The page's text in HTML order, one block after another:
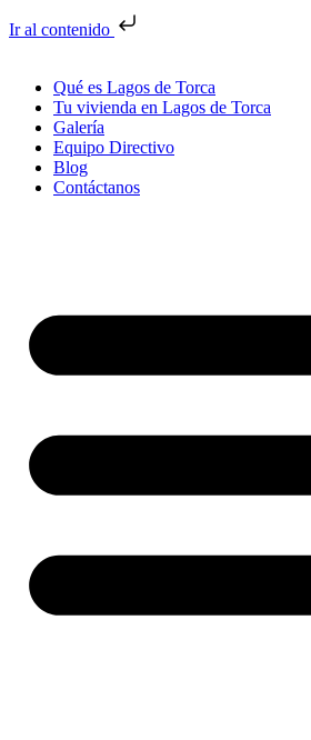
Ir al contenido
Qué es Lagos de Torca
Tu vivienda en Lagos de Torca
Galería
Equipo Directivo
Blog
Contáctanos